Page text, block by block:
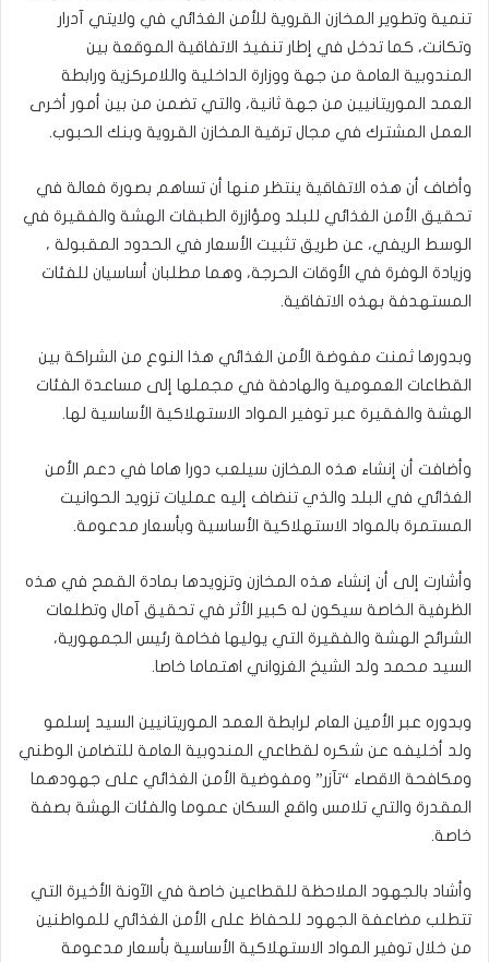
تنمية وتطوير المخازن القروية للأمن الغذائي في ولايتي آدرار
وتكانت، كما تدخل في إطار تنفيذ الاتفاقية الموقعة بين
المندوبية العامة من جهة ووزارة الداخلية واللامركزية ورابطة
العمد الموريتانيين من جهة ثانية، والتي تضمن من بين أمور أخرى
العمل المشترك في مجال ترقية المخازن القروية وبنك الحبوب.
وأضاف أن هذه الاتفاقية ينتظر منها أن تساهم بصورة فعالة في
تحقيق الأمن الغذائي للبلد ومؤازرة الطبقات الهشة والفقيرة في
الوسط الريفي، عن طريق تثبيت الأسعار في الحدود المقبولة ،
وزيادة الوفرة في الأوقات الحرجة، وهما مطلبان أساسيان للفئات
المستهدفة بهذه الاتفاقية.
وبدورها ثمنت مفوضة الأمن الغذائي هذا النوع من الشراكة بين
القطاعات العمومية والهادفة في مجملها إلى مساعدة الفئات
الهشة والفقيرة عبر توفير المواد الاستهلاكية الأساسية لها.
وأضافت أن إنشاء هذه المخازن سيلعب دورا هاما في دعم الأمن
الغذائي في البلد والذي تنضاف إليه عمليات تزويد الحوانيت
المستمرة بالمواد الاستهلاكية الأساسية وبأسعار مدعومة.
وأشارت إلى أن إنشاء هذه المخازن وتزويدها بمادة القمح في هذه
الظرفية الخاصة سيكون له كبير الأثر في تحقيق آمال وتطلعات
الشرائح الهشة والفقيرة التي يوليها فخامة رئيس الجمهورية،
السيد محمد ولد الشيخ الغزواني اهتماما خاصا.
وبدوره عبر الأمين العام لرابطة العمد الموريتانيين السيد إسلمو
ولد أخليفه عن شكره لقطاعي المندوبية العامة للتضامن الوطني
ومكافحة الاقصاء “تآزر” ومفوضية الأمن الغذائي على جهودهما
المقدرة والتي تلامس واقع السكان عموما والفئات الهشة بصفة
خاصة.
وأشاد بالجهود الملاحظة للقطاعين خاصة في الآونة الأخيرة التي
تتطلب مضاعفة الجهود للحفاظ على الأمن الغذائي للمواطنين
من خلال توفير المواد الاستهلاكية الأساسية بأسعار مدعومة